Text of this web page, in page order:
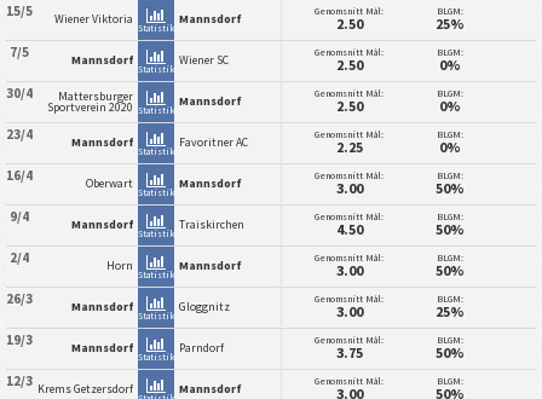
15/5 Wiener Viktoria
Statistik
Mannsdorf Genomsnitt Mål:
2.50
BLGM:
25%
7/5 Mannsdorf
Statistik
Wiener SC Genomsnitt Mål:
2.50
BLGM:
0%
30/4 Mattersburger
Sportverein 2020 Statistik
Mannsdorf Genomsnitt Mål:
2.50
BLGM:
0%
23/4 Mannsdorf
Statistik
Favoritner AC Genomsnitt Mål:
2.25
BLGM:
0%
16/4 Oberwart
Statistik
Mannsdorf Genomsnitt Mål:
3.00
BLGM:
50%
9/4 Mannsdorf
Statistik
Traiskirchen Genomsnitt Mål:
4.50
BLGM:
50%
2/4 Horn
Statistik
Mannsdorf Genomsnitt Mål:
3.00
BLGM:
50%
26/3 Mannsdorf
Statistik
Gloggnitz Genomsnitt Mål:
3.00
BLGM:
25%
19/3 Mannsdorf
Statistik
Parndorf Genomsnitt Mål:
3.75
BLGM:
50%
12/3 Krems Getzersdorf Mannsdorf Genomsnitt Mål:
3.00
BLGM:
50%